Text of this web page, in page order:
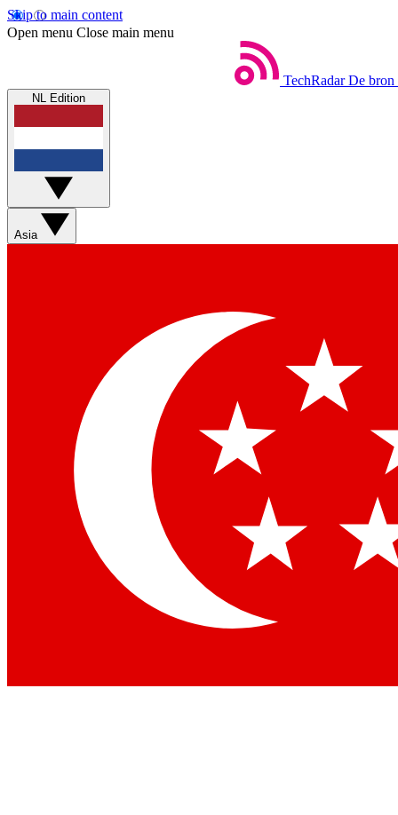
Skip to main content
Open menu Close main menu
TechRadar De bron
NL Edition
Asia